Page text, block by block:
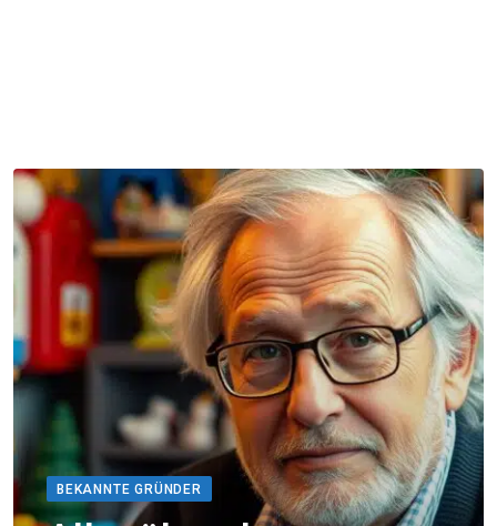
BEKANNTE GRÜNDER